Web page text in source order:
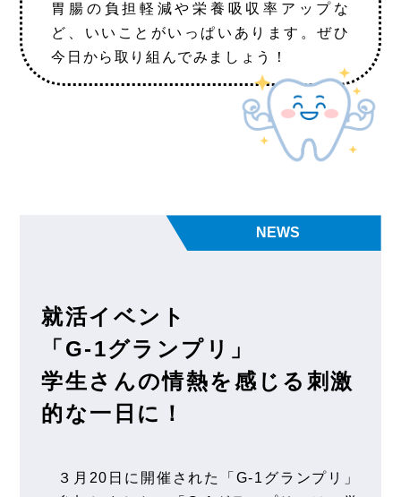
胃腸の負担軽減や栄養吸収率アップな
ど、いいことがいっぱいあります。ぜひ
今日から取り組んでみましょう！
NEWS
就活イベント
「G-1グランプリ」
学生さんの情熱を感じる 刺激
的な一日に！
３月20日に開催された「G-1グランプリ」